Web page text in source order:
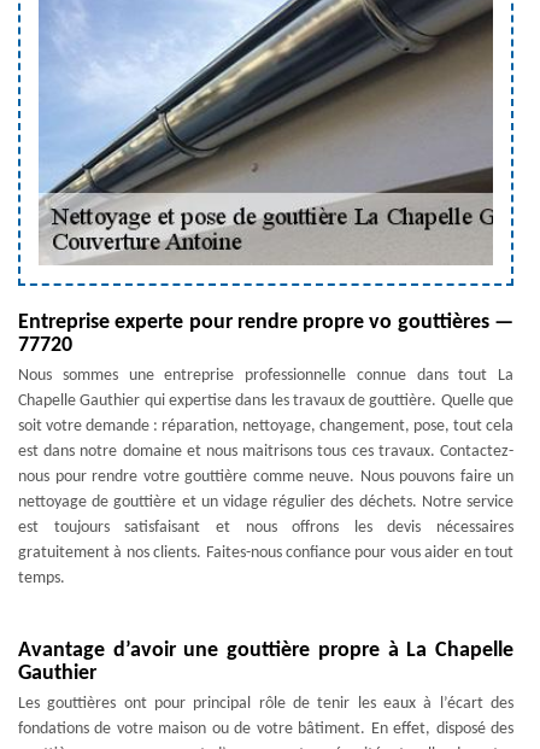
Entreprise experte pour rendre propre vo gouttières —
77720
Nous sommes une entreprise professionnelle connue dans tout La
Chapelle Gauthier qui expertise dans les travaux de gouttière. Quelle que
soit votre demande : réparation, nettoyage, changement, pose, tout cela
est dans notre domaine et nous maitrisons tous ces travaux. Contactez-
nous pour rendre votre gouttière comme neuve. Nous pouvons faire un
nettoyage de gouttière et un vidage régulier des déchets. Notre service
est toujours satisfaisant et nous offrons les devis nécessaires
gratuitement à nos clients. Faites-nous confiance pour vous aider en tout
temps.
Avantage d’avoir une gouttière propre à La Chapelle
Gauthier
Les gouttières ont pour principal rôle de tenir les eaux à l’écart des
fondations de votre maison ou de votre bâtiment. En effet, disposé des